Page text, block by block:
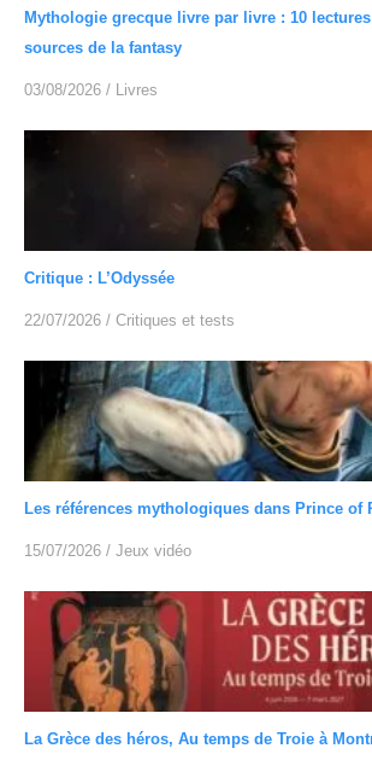
Mythologie grecque livre par livre : 10
sources de la fantasy
03/08/2026 / Livres
Critique : L’Odyssée
22/07/2026 / Critiques et tests
Les références mythologiques dans Prince of
15/07/2026 / Jeux vidéo
La Grèce des héros, Au temps de Troie à